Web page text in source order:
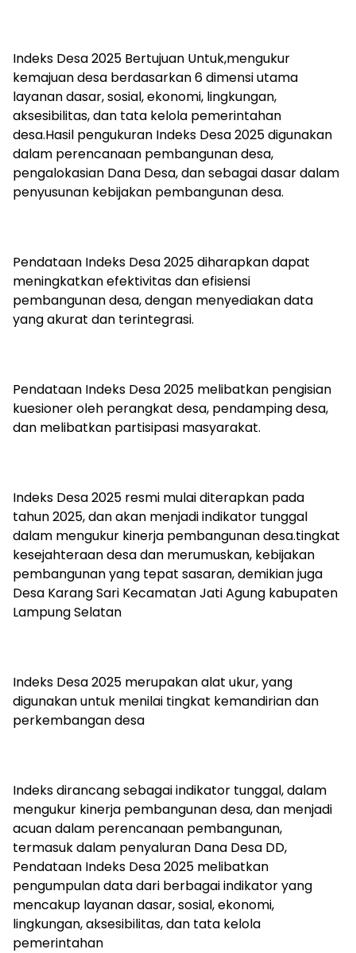
Indeks Desa 2025 Bertujuan Untuk,mengukur
kemajuan desa berdasarkan 6 dimensi utama
layanan dasar, sosial, ekonomi, lingkungan,
aksesibilitas, dan tata kelola pemerintahan
desa.Hasil pengukuran Indeks Desa 2025 digunakan
dalam perencanaan pembangunan desa,
pengalokasian Dana Desa, dan sebagai dasar dalam
penyusunan kebijakan pembangunan desa.
Pendataan Indeks Desa 2025 diharapkan dapat
meningkatkan efektivitas dan efisiensi
pembangunan desa, dengan menyediakan data
yang akurat dan terintegrasi.
Pendataan Indeks Desa 2025 melibatkan pengisian
kuesioner oleh perangkat desa, pendamping desa,
dan melibatkan partisipasi masyarakat.
Indeks Desa 2025 resmi mulai diterapkan pada
tahun 2025, dan akan menjadi indikator tunggal
dalam mengukur kinerja pembangunan desa.tingkat
kesejahteraan desa dan merumuskan, kebijakan
pembangunan yang tepat sasaran, demikian juga
Desa Karang Sari Kecamatan Jati Agung kabupaten
Lampung Selatan
Indeks Desa 2025 merupakan alat ukur, yang
digunakan untuk menilai tingkat kemandirian dan
perkembangan desa
Indeks dirancang sebagai indikator tunggal, dalam
mengukur kinerja pembangunan desa, dan menjadi
acuan dalam perencanaan pembangunan,
termasuk dalam penyaluran Dana Desa DD,
Pendataan Indeks Desa 2025 melibatkan
pengumpulan data dari berbagai indikator yang
mencakup layanan dasar, sosial, ekonomi,
lingkungan, aksesibilitas, dan tata kelola
pemerintahan